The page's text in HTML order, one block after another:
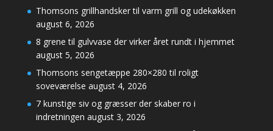
Thomsons grillhandsker til varm grill og udekøkken
august 6, 2026
8 grene til gulvvase der virker året rundt i hjemmet
august 5, 2026
Thomsons sengetæppe 280×280 til roligt
soveværelse august 4, 2026
7 kunstige siv og græsser der skaber ro i
indretningen august 3, 2026